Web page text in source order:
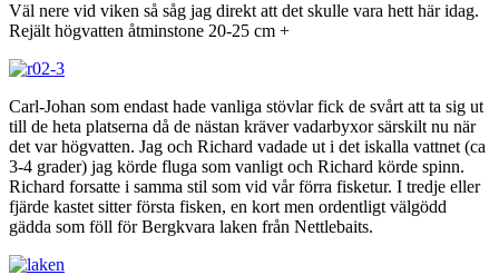
Väl nere vid viken så såg jag direkt att det skulle vara hett här idag.
Rejält högvatten åtminstone 20-25 cm +
Carl-Johan som endast hade vanliga stövlar fick de svårt att ta sig ut
till de heta platserna då de nästan kräver vadarbyxor särskilt nu när
det var högvatten. Jag och Richard vadade ut i det iskalla vattnet (ca
3-4 grader) jag körde fluga som vanligt och Richard körde spinn.
Richard forsatte i samma stil som vid vår förra fisketur. I tredje eller
fjärde kastet sitter första fisken, en kort men ordentligt välgödd
gädda som föll för Bergkvara laken från Nettlebaits.